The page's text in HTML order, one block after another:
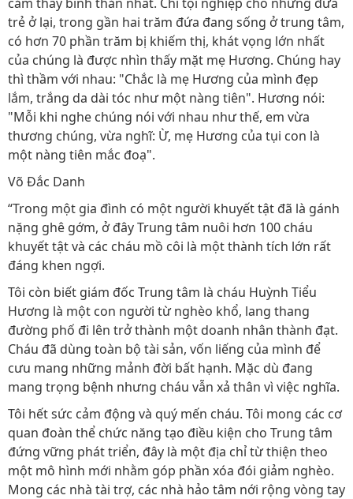
trẻ ở lại, trong gần hai trăm đứa đang sống ở trung tâm,
có hơn 70 phần trăm bị khiếm thị, khát vọng lớn nhất
của chúng là được nhìn thấy mặt mẹ Hương. Chúng hay
thì thầm với nhau: "Chắc là mẹ Hương của mình đẹp
lắm, trắng da dài tóc như một nàng tiên". Hương nói:
"Mỗi khi nghe chúng nói với nhau như thế, em vừa
thương chúng, vừa nghĩ: Ừ, mẹ Hương của tụi con là
một nàng tiên mắc đoạ".
Võ Đắc Danh
“Trong một gia đình có một người khuyết tật đã là gánh
nặng ghê gớm, ở đây Trung tâm nuôi hơn 100 cháu
khuyết tật và các cháu mồ côi là một thành tích lớn rất
đáng khen ngợi.
Tôi còn biết giám đốc Trung tâm là cháu Huỳnh Tiểu
Hương là một con người từ nghèo khổ, lang thang
đường phố đi lên trở thành một doanh nhân thành đạt.
Cháu đã dùng toàn bộ tài sản, vốn liếng của mình để
cưu mang những mảnh đời bất hạnh. Mặc dù đang
mang trọng bệnh nhưng cháu vẫn xả thân vì việc nghĩa.
Tôi hết sức cảm động và quý mến cháu. Tôi mong các cơ
quan đoàn thể chức năng tạo điều kiện cho Trung tâm
đứng vững phát triển, đây là một địa chỉ từ thiện theo
một mô hình mới nhằm góp phần xóa đói giảm nghèo.
Mong các nhà tài trợ, các nhà hảo tâm nới rộng vòng tay